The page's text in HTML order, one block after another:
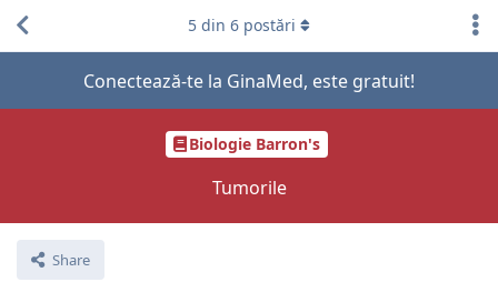
Conectează-te la GinaMed, este gratuit!
Biologie Barron's
Tumorile
Share
5 din 6 postări